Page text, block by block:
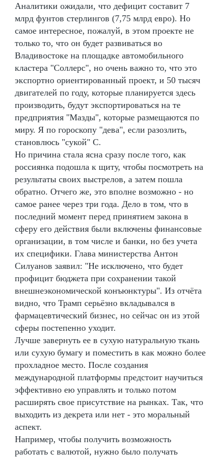
Аналитики ожидали, что дефицит составит 7
млрд фунтов стерлингов (7,75 млрд евро). Но
самое интересное, пожалуй, в этом проекте не
только то, что он будет развиваться во
Владивостоке на площадке автомобильного
кластера "Соллерс", но очень важно то, что это
экспортно ориентированный проект, и 50 тысяч
двигателей по году, которые планируется здесь
производить, будут экспортироваться на те
предприятия "Мазды", которые размещаются по
миру. Я по гороскопу "дева", если разозлить,
становлюсь "сукой" С.
Но причина стала ясна сразу после того, как
россиянка подошла к щиту, чтобы посмотреть на
результаты своих выстрелов, а затем пошла
обратно. Отчего же, это вполне возможно - но
самое ранее через три года. Дело в том, что в
последний момент перед принятием закона в
сферу его действия были включены финансовые
организации, в том числе и банки, но без учета
их специфики. Глава министерства Антон
Силуанов заявил: "Не исключено, что будет
профицит бюджета при сохранении такой
внешнеэкономической конъюнктуры". Из отчёта
видно, что Трамп серьёзно вкладывался в
фармацевтический бизнес, но сейчас он из этой
сферы постепенно уходит.
Лучше завернуть ее в сухую натуральную ткань
или сухую бумагу и поместить в как можно более
прохладное место. После создания
международной платформы предстоит научиться
эффективно ею управлять и только потом
расширять свое присутствие на рынках. Так, что
выходить из декрета или нет - это моральный
аспект.
Например, чтобы получить возможность
работать с валютой, нужно было получать